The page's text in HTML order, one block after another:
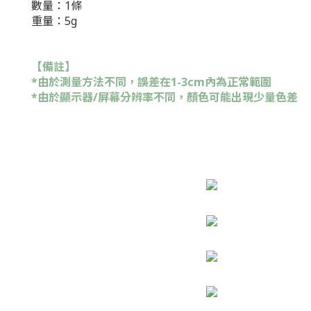
數量：1條
重量：5g
【備註】
*由於測量方法不同，誤差在1-3cm內為正常範圍
*由於顯示器/屏幕分辨率不同，顏色可能出現少量色差